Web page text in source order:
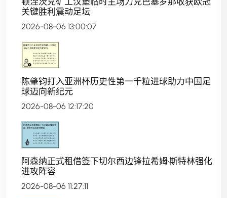
关键胜利震动足坛
2026-08-06 13:00:07
陈肇钧打入亚洲杯历史性第一千粒进球助力中国足
球迈向新纪元
2026-08-06 12:17:20
阿森纳正式租借签下切尔西边锋拉希姆·斯特林强化
进攻阵容
2026-08-06 11:27:11